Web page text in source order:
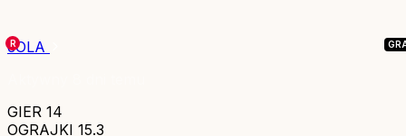
cOLA
GIER 14
OGRAJKI 15.3